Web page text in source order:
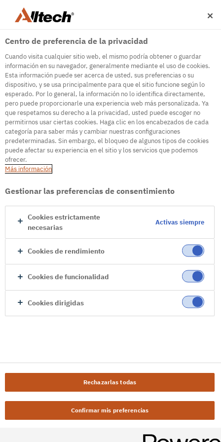
500
Error interno del servidor
Error interno del servidor
Ir a la página de inicio
Centro de preferencia de la privacidad
Cuando visita cualquier sitio web, el mismo podría obtener o guardar
información en su navegador, generalmente mediante el uso de cookies.
Esta información puede ser acerca de usted, sus preferencias o su
dispositivo, y se usa principalmente para que el sitio funcione según lo
esperado. Por lo general, la información no lo identifica directamente,
pero puede proporcionarle una experiencia web más personalizada. Ya
que respetamos su derecho a la privacidad, usted puede escoger no
permitirnos usar ciertas cookies. Haga clic en los encabezados de cada
categoría para saber más y cambiar nuestras configuraciones
predeterminadas. Sin embargo, el bloqueo de algunos tipos de cookies
puede afectar su experiencia en el sitio y los servicios que podemos
ofrecer.
Más información
Gestionar las preferencias de consentimiento
Cookies estrictamente
necesarias
Activas siempre
Cookies de rendimiento
Cookies de funcionalidad
Cookies dirigidas
Rechazarlas todas
Confirmar mis preferencias